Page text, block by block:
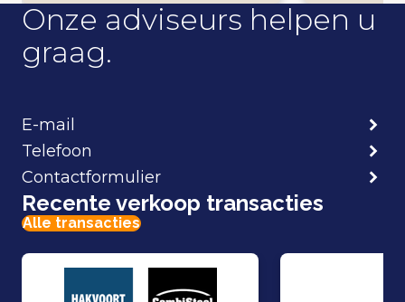
Onze adviseurs helpen u
graag.
E-mail
Telefoon
Contactformulier
Recente verkoop transacties
Alle transacties